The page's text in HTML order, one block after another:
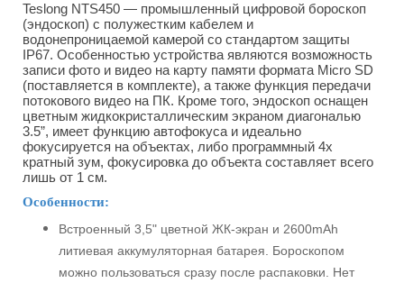
Teslong NTS450 — промышленный цифровой бороскоп
(эндоскоп) с полужестким кабелем и
водонепроницаемой камерой со стандартом защиты
IP67. Особенностью устройства являются возможность
записи фото и видео на карту памяти формата Micro SD
(поставляется в комплекте), а также функция передачи
потокового видео на ПК. Кроме того, эндоскоп оснащен
цветным жидкокристаллическим экраном диагональю
3.5”, имеет функцию автофокуса и идеально
фокусируется на объектах, либо программный 4х
кратный зум, фокусировка до объекта составляет всего
лишь от 1 см.
Особенности:
Встроенный 3,5" цветной ЖК-экран и 2600mAh
литиевая аккумуляторная батарея. Бороскопом
можно пользоваться сразу после распаковки. Нет